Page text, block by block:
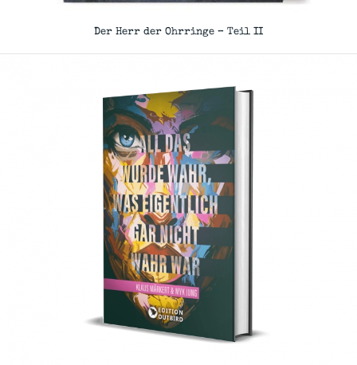
Der Herr der Ohrringe – Teil II